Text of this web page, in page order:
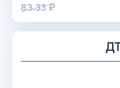
83.33₽